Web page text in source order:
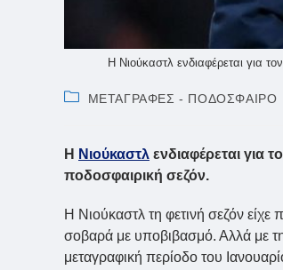
Η Νιούκαστλ ενδιαφέρεται για
PostΜΕΤΑΓΡΑΦΕΣ - ΠΟΔΟΣΦΑΙΡΟ
Η Νιούκαστλ ενδιαφέρεται για
ποδοσφαιρική σεζόν.
Η Νιούκαστλ τη φετινή σεζόν
σοβαρά με υποβιβασμό. Αλλά με
μεταγραφική περίοδο του